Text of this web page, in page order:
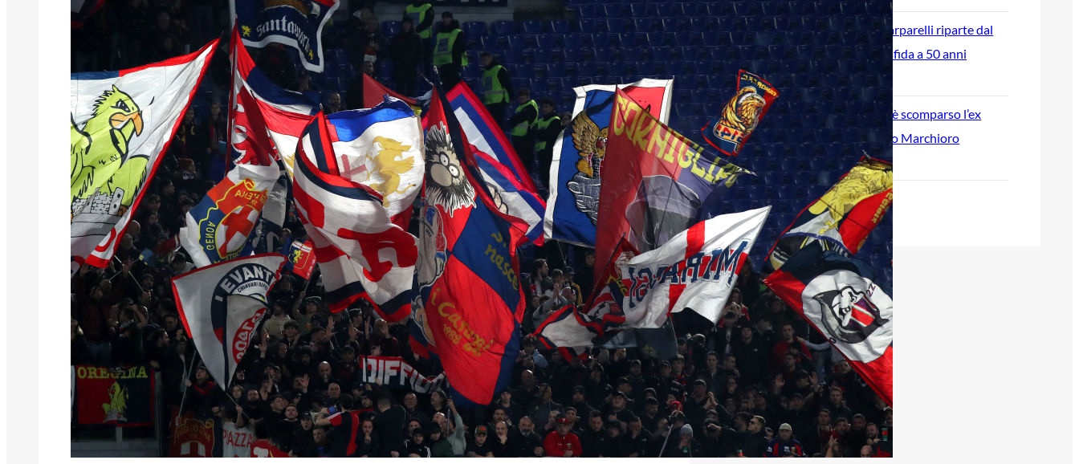
L’ex rossoblù Carparelli riparte dal
Cisano: nuova sfida a 50 anni
6 Agosto 2026
Genoa in lutto: è scomparso l’ex
allenatore Pippo Marchioro
6 Agosto 2026